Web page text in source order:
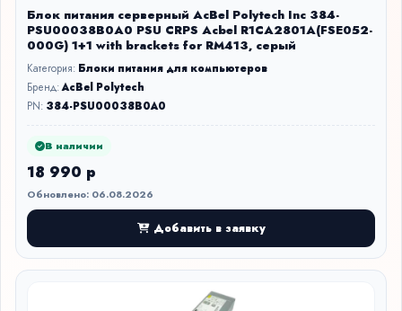
Блок питания серверный AcBel Polytech Inc 384-
PSU00038B0A0 PSU CRPS Acbel R1CA2801A(FSE052-
000G) 1+1 with brackets for RM413, серый
Категория: Блоки питания для компьютеров
Бренд:AcBel Polytech
PN: 384-PSU00038B0A0
В наличии
18 990 р
Обновлено: 06.08.2026
Добавить в заявку